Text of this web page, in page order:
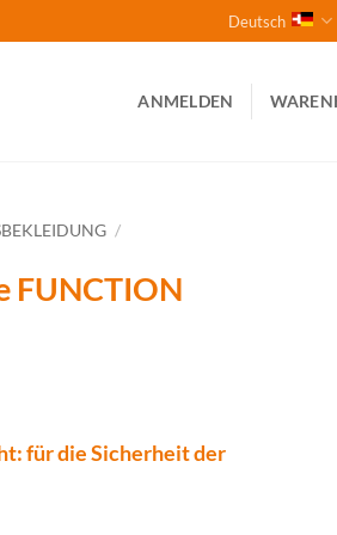
Deutsch
ANMELDEN
/
FUNCTION
für die Sicherheit der